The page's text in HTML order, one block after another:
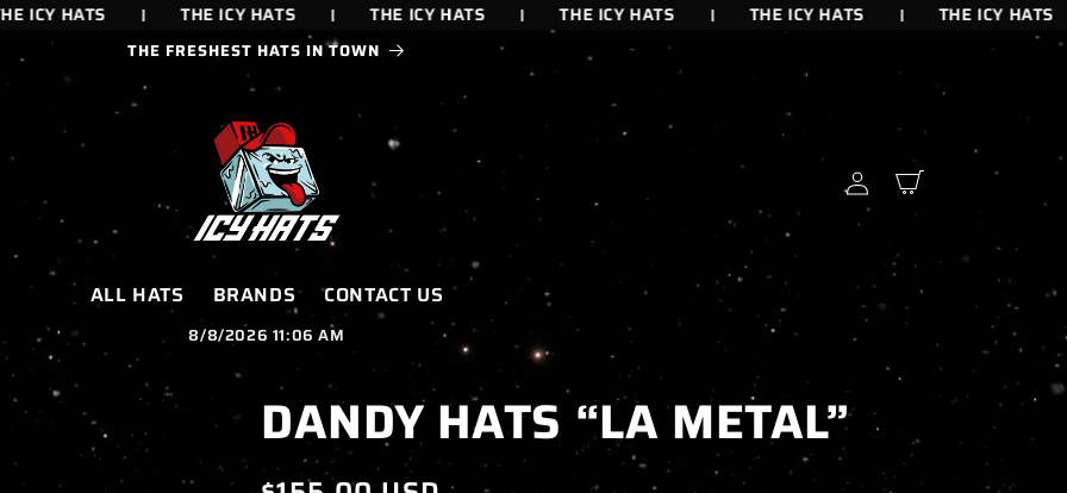
ICY HATS THE ICY HATS THE ICY HATS THE ICY HATS THE ICY HATS THE ICY HATS
THE FRESHEST HATS IN TOWN
ALL HATS BRANDS CONTACT US
Iniciar
sesión
Carrito
8/8/2026 11:06 AM
DANDY HATS “LA METAL”